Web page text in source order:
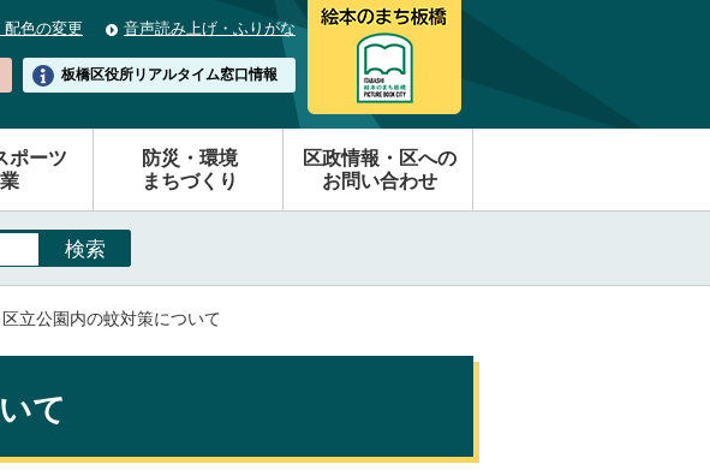
色の変更 音声読み上げ・ふりがな
板橋区役所リアルタイム窓口情報
ポーツ
防災・環境
まちづくり
区政情報・区への
お問い合わせ
立公園内の蚊対策について
て